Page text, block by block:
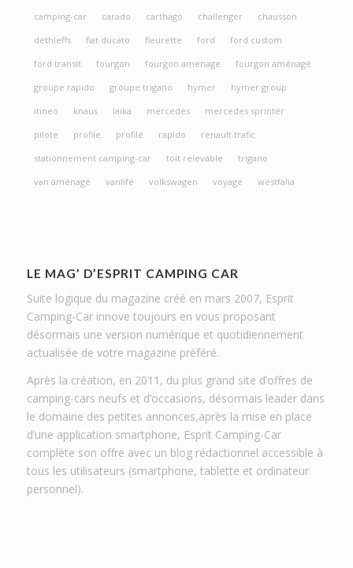
camping-car
carado carthago challenger
chausson
dethleffs
fiat ducato fleurette ford
ford custom
ford transit
fourgon fourgon amenage
fourgon aménagé
groupe rapido
groupe trigano hymer
hymer group
itineo
knaus laika mercedes
mercedes sprinter
pilote
profile profilé rapido
renault trafic
stationnement camping-car
toit relevable
trigano
van aménagé
vanlife volkswagen voyage westfalia
LE MAG’ D’ESPRIT CAMPING CAR
Suite logique du magazine créé en mars 2007, Esprit
Camping-Car innove toujours en vous proposant
désormais une version numérique et quotidiennement
actualisée de votre magazine préféré.
Après la création, en 2011, du plus grand site d’offres de
camping-cars neufs et d’occasions, désormais leader dans
le domaine des petites annonces,après la mise en place
d’une application smartphone, Esprit Camping-Car
complète son offre avec un blog rédactionnel accessible à
tous les utilisateurs (smartphone, tablette et ordinateur
personnel).